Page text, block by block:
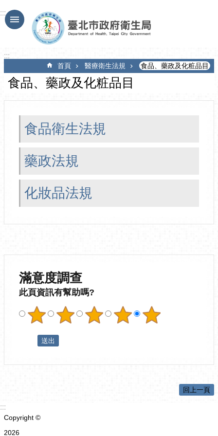
跳到主要內容區塊
:::
:::
首頁 醫療衛生法規 食品、藥政及化粧品目
食品、藥政及化粧品目
食品衛生法規
藥政法規
化妝品法規
滿意度調查
此頁資訊有幫助嗎?
回上一頁
:::
Copyright ©
2026